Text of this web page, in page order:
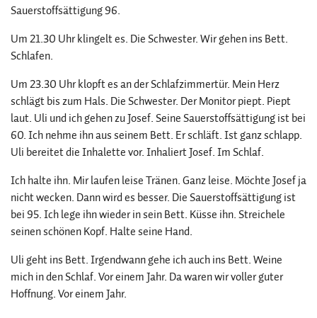
Sauerstoffsättigung 96.
Um 21.30 Uhr klingelt es. Die Schwester. Wir gehen ins Bett.
Schlafen.
Um 23.30 Uhr klopft es an der Schlafzimmertür. Mein Herz
schlägt bis zum Hals. Die Schwester. Der Monitor piept. Piept
laut. Uli und ich gehen zu Josef. Seine Sauerstoffsättigung ist bei
60. Ich nehme ihn aus seinem Bett. Er schläft. Ist ganz schlapp.
Uli bereitet die Inhalette vor. Inhaliert Josef. Im Schlaf.
Ich halte ihn. Mir laufen leise Tränen. Ganz leise. Möchte Josef ja
nicht wecken. Dann wird es besser. Die Sauerstoffsättigung ist
bei 95. Ich lege ihn wieder in sein Bett. Küsse ihn. Streichele
seinen schönen Kopf. Halte seine Hand.
Uli geht ins Bett. Irgendwann gehe ich auch ins Bett. Weine
mich in den Schlaf. Vor einem Jahr. Da waren wir voller guter
Hoffnung. Vor einem Jahr.